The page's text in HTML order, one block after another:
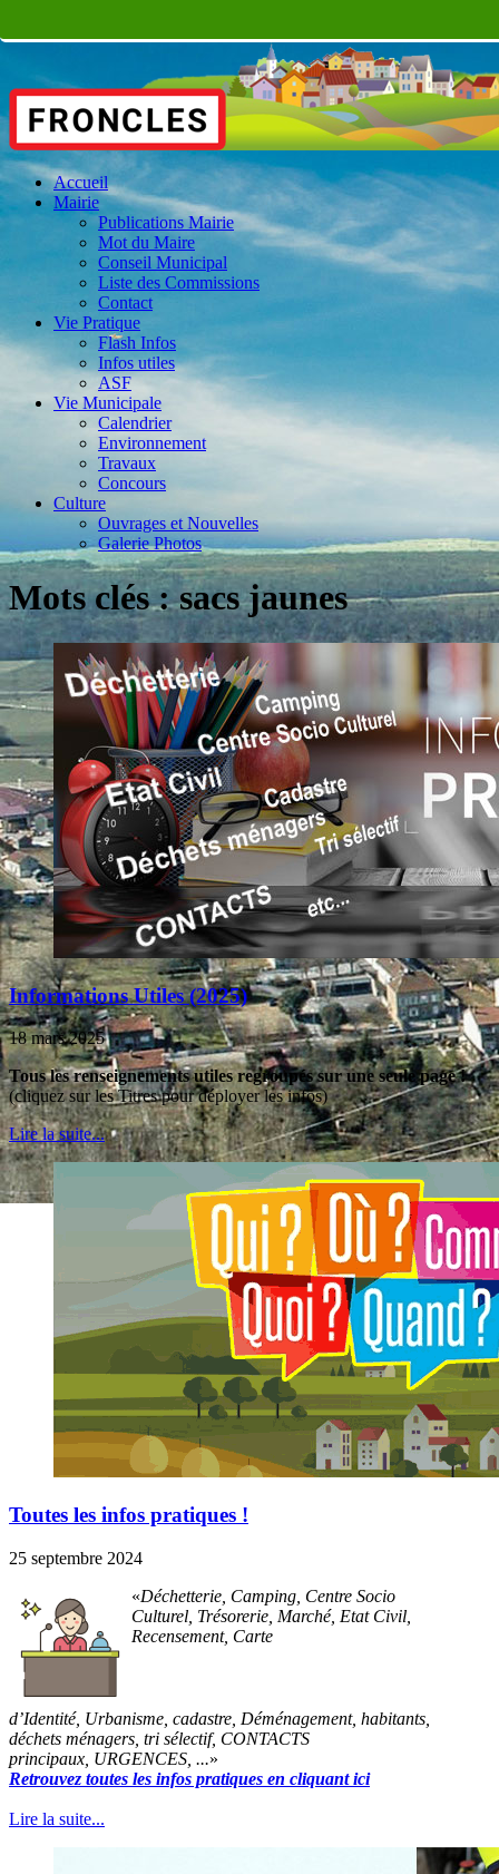
Accueil
Mairie
Publications Mairie
Mot du Maire
Conseil Municipal
Liste des Commissions
Contact
Vie Pratique
Flash Infos
Infos utiles
ASF
Vie Municipale
Calendrier
Environnement
Travaux
Concours
Culture
Ouvrages et Nouvelles
Galerie Photos
Mots clés : sacs jaunes
Informations Utiles (2025)
18 mars 2025
Tous les renseignements utiles regroupés sur une seule page !
(cliquez sur les Titres pour déployer les infos)
Lire la suite...
Toutes les infos pratiques !
25 septembre 2024
Déchetterie, Camping, Centre Socio
Culturel, Trésorerie, Marché, Etat Civil,
Recensement, Carte
d’Identité, Urbanisme, cadastre, Déménagement, habitants,
déchets ménagers, tri sélectif, CONTACTS
principaux, URGENCES, ...
Retrouvez toutes les infos pratiques en cliquant ici
Lire la suite...